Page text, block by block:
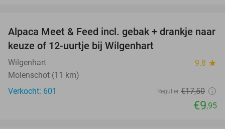
43%
Alpaca Meet & Feed incl. gebak + drankje naar
keuze of 12-uurtje bij Wilgenhart
Wilgenhart 9.8 star
Molenschot (11 km)
Verkocht: 601
Regulier €17,50
€9,95